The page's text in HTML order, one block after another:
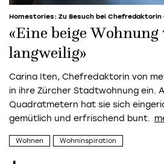
Homestories: Zu Besuch bei Chefredaktorin
«Eine beige
langweilig»
Carina Iten, Chefredaktorin von
in ihre Zürcher Stadtwohnung ein.
Quadratmetern hat sie sich
gemütlich und erfrischend bunt.
Wohnen Wohninspiration